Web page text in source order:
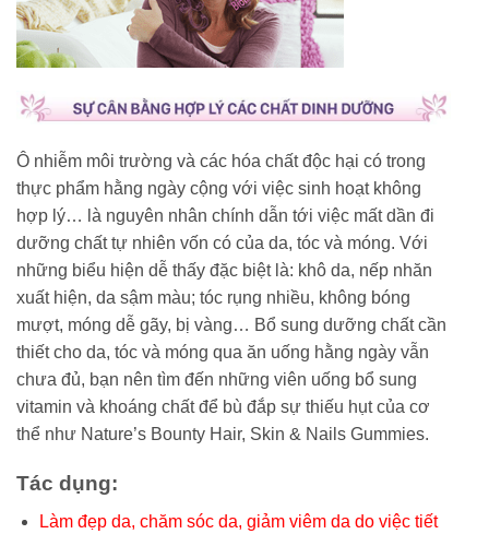
Ô nhiễm môi trường và các hóa chất độc hại có trong
thực phẩm hằng ngày cộng với việc sinh hoạt không
hợp lý… là nguyên nhân chính dẫn tới việc mất dần đi
dưỡng chất tự nhiên vốn có của da, tóc và móng. Với
những biểu hiện dễ thấy đặc biệt là: khô da, nếp nhăn
xuất hiện, da sậm màu; tóc rụng nhiều, không bóng
mượt, móng dễ gãy, bị vàng… Bổ sung dưỡng chất cần
thiết cho da, tóc và móng qua ăn uống hằng ngày vẫn
chưa đủ, bạn nên tìm đến những viên uống bổ sung
vitamin và khoáng chất để bù đắp sự thiếu hụt của cơ
thể như Nature’s Bounty Hair, Skin & Nails Gummies.
Tác dụng:
Làm đẹp da, chăm sóc da, giảm viêm da do việc tiết